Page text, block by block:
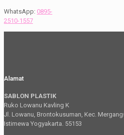
WhatsApp: 0895-
2510-1557
Alamat
SABLON PLASTIK
Ruko Lowanu Kavling K
Jl. Lowanu, Brontokusuman, Kec.
Istimewa Yogyakarta. 55153